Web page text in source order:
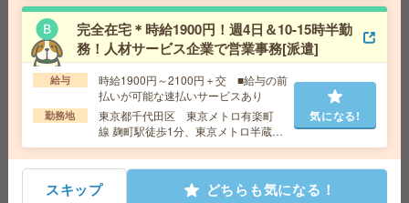
〈カンタン作業！〉スキマ時間にサクッと＊お菓子の仕
分け[派遣]
給 与 時給1,500円～1,875円
交通費 ■ 交通費規定内支給 ※派遣先による
勤務地 【水戸市】水戸駅・赤塚駅・内原駅・東水戸
駅・常澄駅など勤務地多数！
完全在宅＊時給1900円！週4日＆10-15時半勤
務！人材サービス企業で営業事務[派遣]
給与
時給1900円～2100円＋交 ■給与の前
払いが可能な速払いサービスあり
勤務地
東京都千代田区 東京メトロ有楽町
線 麹町駅徒歩1分、東京メトロ半蔵門
線 半蔵門駅徒歩5分
気になる!
スキップ どちらも気になる！